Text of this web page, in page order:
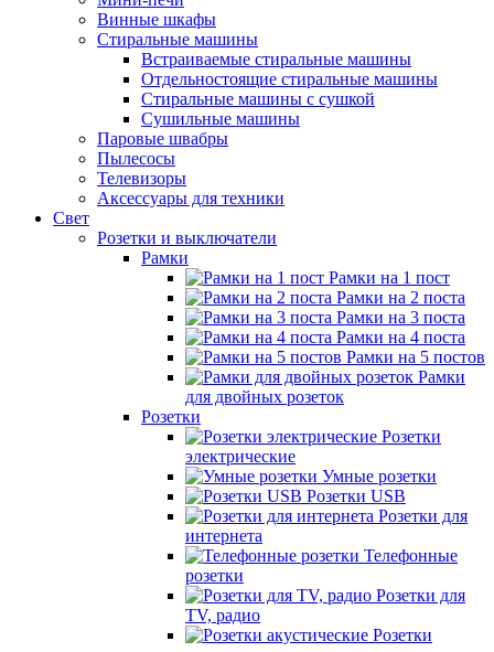
Винные шкафы
Стиральные машины
Встраиваемые стиральные машины
Отдельностоящие стиральные машины
Стиральные машины с сушкой
Сушильные машины
Паровые швабры
Пылесосы
Телевизоры
Аксессуары для техники
Свет
Розетки и выключатели
Рамки
Рамки на 1 пост
Рамки на 2 поста
Рамки на 3 поста
Рамки на 4 поста
Рамки на 5 постов
Рамки
для двойных розеток
Розетки
Розетки
электрические
Умные розетки
Розетки USB
Розетки для
интернета
Телефонные
розетки
Розетки для
TV, радио
Розетки